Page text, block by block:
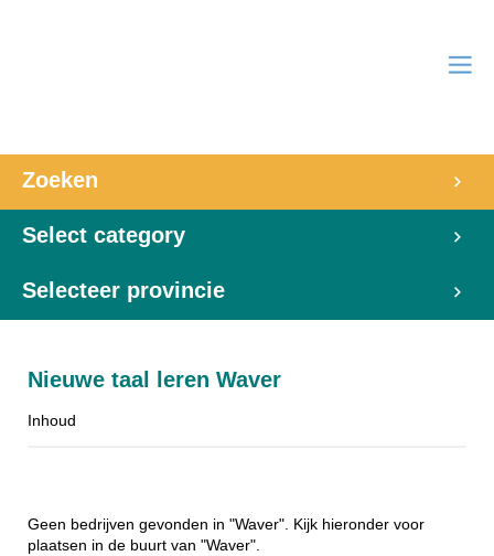
Zoeken
Select category
Selecteer provincie
Nieuwe taal leren Waver
Inhoud
Geen bedrijven gevonden in "Waver". Kijk hieronder voor
plaatsen in de buurt van "Waver".